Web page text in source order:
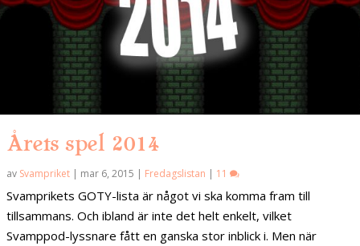
Årets spel 2014
av Svampriket | mar 6, 2015 | Fredagslistan | 11
Svamprikets GOTY-lista är något vi ska komma fram till
tillsammans. Och ibland är inte det helt enkelt, vilket
Svamppod-lyssnare fått en ganska stor inblick i. Men när